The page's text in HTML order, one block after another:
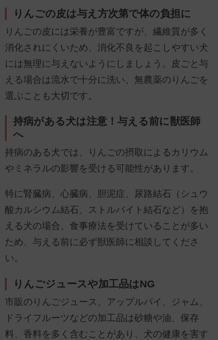
りんごの皮は与え方次第で体の負担に
りんごの皮には栄養が豊富ですが、繊維質が多く
消化されにくいため、消化不良を起こしやすい犬
には無理に与えないようにしましょう。皮ごと与
える場合は流水で十分に洗い、無農薬のりんごを
選ぶことも大切です。
持病がある犬は注意！与える前に獣医師
へ
持病のある犬では、りんごの摂取によるカリウム
やミネラルの影響を受ける可能性があります。
特に腎臓病、心臓病、胆泥症、尿路結石（シュウ
酸カルシウム結石、ストルバイト結石など）を抱
える犬の場合、食事療法を受けていることが多い
ため、与える前に必ず獣医師に相談してくださ
い。
りんごジュースや加工品はNG
市販のりんごジュース、アップルパイ、ジャム、
ドライフルーツなどの加工品は砂糖や油、保存
料、香料を多く含むことがあり、犬の健康を害す